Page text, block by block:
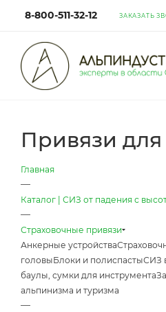
8-800-511-32-12 ЗАКАЗАТЬ
Привязи
Главная
—
Каталог | СИЗ от падения с
—
Страховочные привязи
Анкерные устройства
головыБлоки и полиспастыСИЗ
баулы, сумки для инструмента
альпинизма и туризма
—